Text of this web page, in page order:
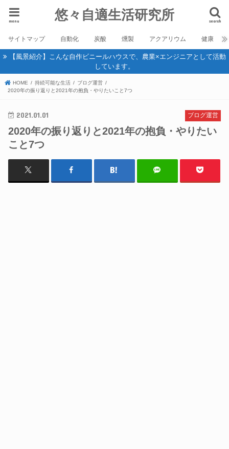
悠々自適生活研究所 search
menu
サイトマップ 自動化 炭酸 燻製 アクアリウム 健康
【風景紹介】こんな自作ビニールハウスで、農業×エンジニアとして活動
しています。
HOME 持続可能な生活
ブログ運営
2020年の振り返りと2021年の抱負・やりたいこと7つ
ブログ運営
2021.01.01
2020年の振り返りと2021年の抱負・やりたい
こと7つ